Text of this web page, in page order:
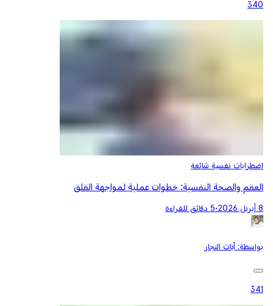
340
اضطرابات نفسية شائعة
العقم والصحة النفسية: خطوات عملية لمواجهة القلق
8 أبريل 2026 •5 دقائق للقراءة
بواسطة: آيات النجار
341